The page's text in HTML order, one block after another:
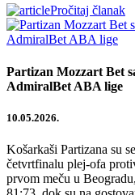
Pročitaj članak
Partizan Mozzart Bet
AdmiralBet ABA lige
10.05.2026.
Košarkaši Partizana su
četvrtfinalu plej-ofa
prvom meču u